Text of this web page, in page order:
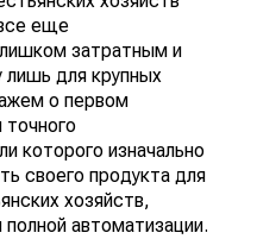
еще
затратным и
для крупных
о первом
точного
которого изначально
своего продукта для
хозяйств,
автоматизации.